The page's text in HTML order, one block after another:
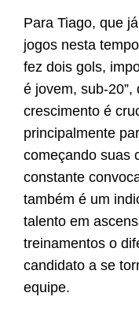
Para Tiago, que
jogos nesta
fez dois gols,
é jovem, sub-
crescimento é
principalmente
começando suas
constante
também é um
talento em
treinamentos o
candidato a se
equipe.